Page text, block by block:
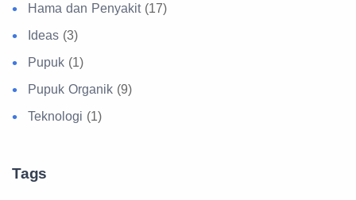
Hama dan Penyakit (17)
Ideas (3)
Pupuk (1)
Pupuk Organik (9)
Teknologi (1)
Tags